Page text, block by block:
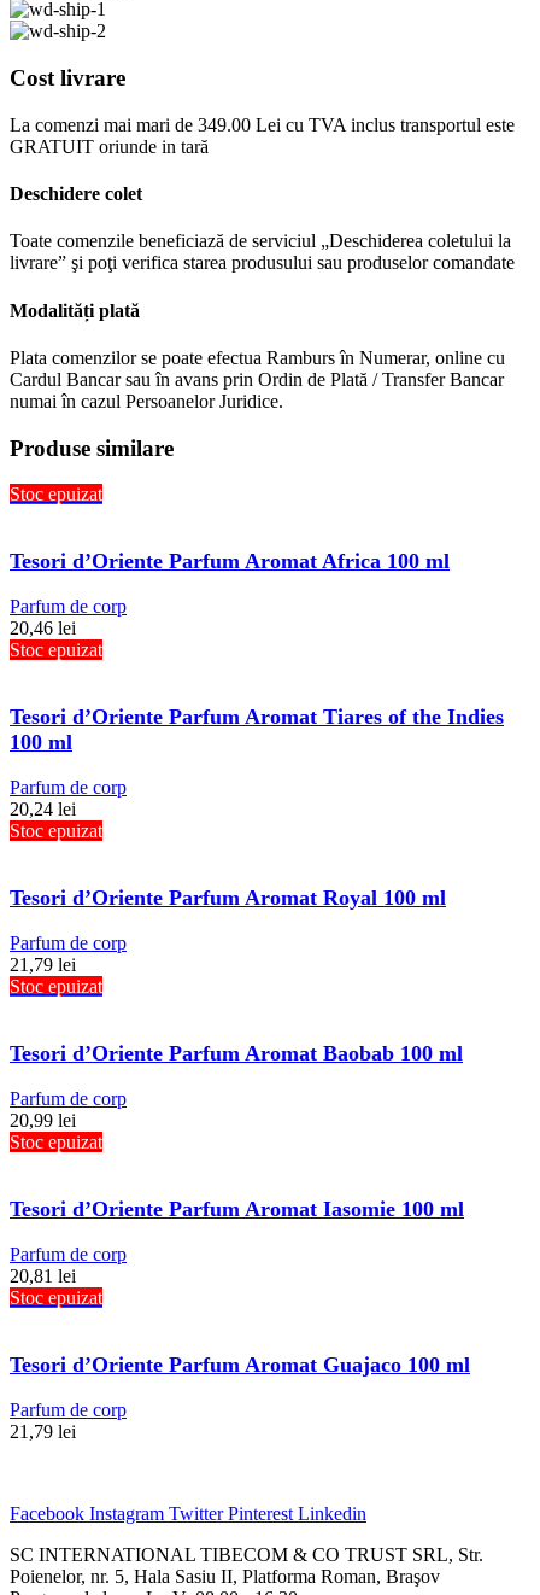
Cost livrare
La comenzi mai mari de 349.00 Lei cu TVA inclus transportul este
GRATUIT oriunde in tară
Deschidere colet
Toate comenzile beneficiază de serviciul „Deschiderea coletului la
livrare” şi poţi verifica starea produsului sau produselor comandate
Modalități plată
Plata comenzilor se poate efectua Ramburs în Numerar, online cu
Cardul Bancar sau în avans prin Ordin de Plată / Transfer Bancar
numai în cazul Persoanelor Juridice.
Produse similare
Stoc epuizat
Tesori d’Oriente Parfum Aromat Africa 100 ml
Parfum de corp
20,46 lei
Stoc epuizat
Tesori d’Oriente Parfum Aromat Tiares of the Indies
100 ml
Parfum de corp
20,24 lei
Stoc epuizat
Tesori d’Oriente Parfum Aromat Royal 100 ml
Parfum de corp
21,79 lei
Stoc epuizat
Tesori d’Oriente Parfum Aromat Baobab 100 ml
Parfum de corp
20,99 lei
Stoc epuizat
Tesori d’Oriente Parfum Aromat Iasomie 100 ml
Parfum de corp
20,81 lei
Stoc epuizat
Tesori d’Oriente Parfum Aromat Guajaco 100 ml
Parfum de corp
21,79 lei
Facebook Instagram Twitter Pinterest Linkedin
SC INTERNATIONAL TIBECOM & CO TRUST SRL, Str.
Poienelor, nr. 5, Hala Sasiu II, Platforma Roman, Braşov